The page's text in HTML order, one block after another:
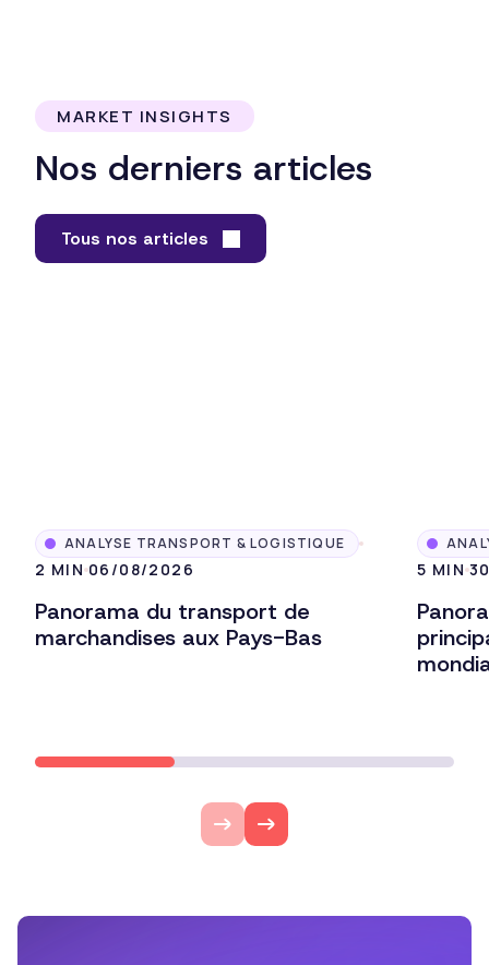
MARKET INSIGHTS
Nos derniers articles
Tous nos articles
ANALYSE TRANSPORT & LOGISTIQUE
2 MIN 06/08/2026
Panorama du transport de
marchandises aux Pays-Bas
5 MIN